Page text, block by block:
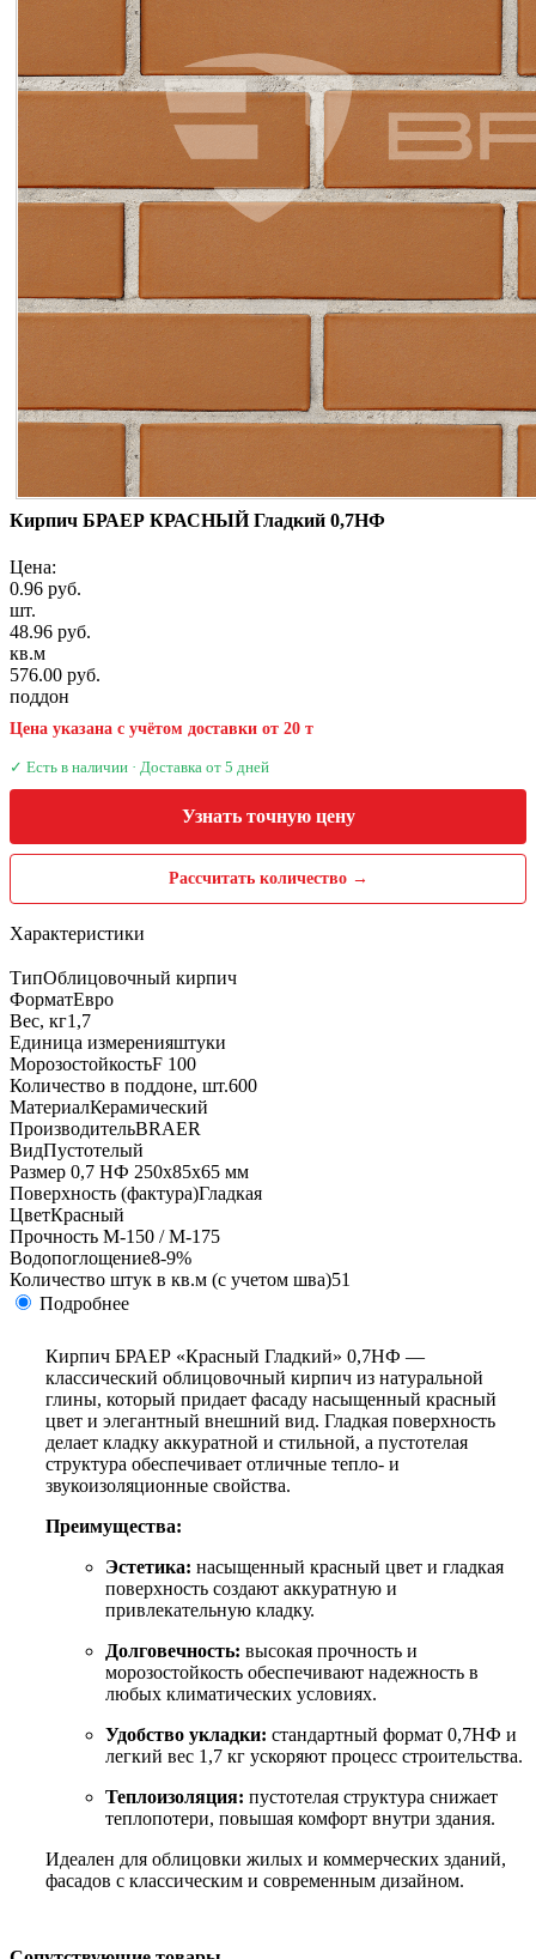
Кирпич БРАЕР КРАСНЫЙ Гладкий 0,7НФ
Цена:
0.96 руб.
шт.
48.96 руб.
кв.м
576.00 руб.
поддон
Цена указана с учётом доставки от 20 т
✓ Есть в наличии · Доставка от 5 дней
Узнать точную цену
Рассчитать количество →
Характеристики
ТипОблицовочный кирпич
ФорматЕвро
Вес, кг1,7
Единица измеренияштуки
МорозостойкостьF 100
Количество в поддоне, шт.600
МатериалКерамический
ПроизводительBRAER
ВидПустотелый
Размер 0,7 НФ 250х85х65 мм
Поверхность (фактура)Гладкая
ЦветКрасный
Прочность М-150 / М-175
Водопоглощение8-9%
Количество штук в кв.м (с учетом шва)51
Подробнее
Кирпич БРАЕР «Красный Гладкий» 0,7НФ —
классический облицовочный кирпич из натуральной
глины, который придает фасаду насыщенный красный
цвет и элегантный внешний вид. Гладкая поверхность
делает кладку аккуратной и стильной, а пустотелая
структура обеспечивает отличные тепло- и
звукоизоляционные свойства.
Преимущества:
Эстетика: насыщенный красный цвет и гладкая
поверхность создают аккуратную и
привлекательную кладку.
Долговечность: высокая прочность и
морозостойкость обеспечивают надежность в
любых климатических условиях.
Удобство укладки: стандартный формат 0,7НФ и
легкий вес 1,7 кг ускоряют процесс строительства.
Теплоизоляция: пустотелая структура снижает
теплопотери, повышая комфорт внутри здания.
Идеален для облицовки жилых и коммерческих зданий,
фасадов с классическим и современным дизайном.